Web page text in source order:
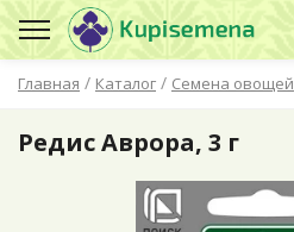
Главная / Каталог / Семена овощей
Редис Аврора, 3 г